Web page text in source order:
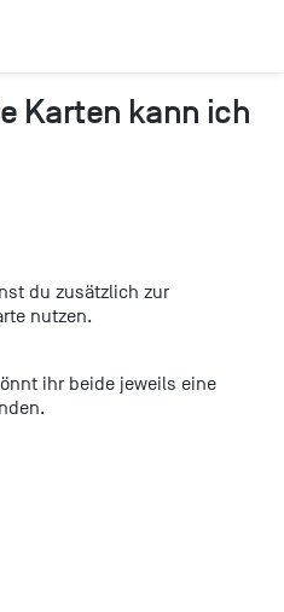
Karten kann ich
du zusätzlich zur
nutzen.
ihr beide jeweils eine